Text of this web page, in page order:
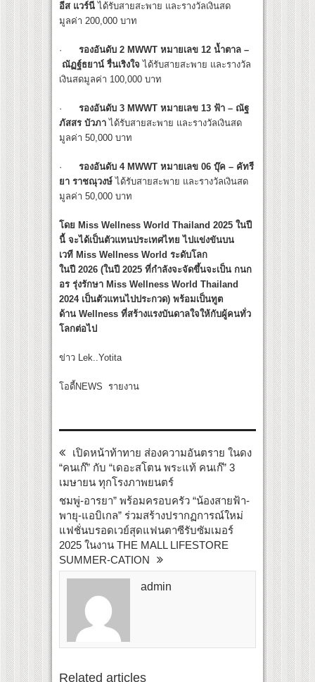
อีส แวร์นี ได้รับสายสะพาย และรางวัลเงินสด
มูลค่า 200,000 บาท
· รองอันดับ 2 MWWT หมายเลข 12 น้ำตาล –
ณัฏฐ์ธยาน์ รื่นเริงใจ ได้รับสายสะพาย และรางวัล
เงินสดมูลค่า 100,000 บาท
· รองอันดับ 3 MWWT หมายเลข 13 ฟ้า – ณัฐ
ภัสสร บัวภา ได้รับสายสะพาย และรางวัลเงินสด
มูลค่า 50,000 บาท
· รองอันดับ 4MWWT หมายเลข 06 บุ๊ค – คัทรี
ยา ราชณุวงษ์ ได้รับสายสะพาย และรางวัลเงินสด
มูลค่า 50,000 บาท
โดย Miss Wellness World Thailand 2025 ในปี
นี้ จะได้เป็นตัวแทนประเทศไทย ไปแข่งขันบน
เวที Miss Wellness World ระดับโลก
ในปี 2026 (ในปี 2025 ที่กำลังจะจัดขึ้นจะเป็น กนก
อร รุ่งรักษา Miss Wellness World Thailand
2024 เป็นตัวแทนไปประกวด) พร้อมเป็นทูต
ด้าน Wellness ที่สร้างแรงบันดาลใจให้กับผู้คนทั่ว
โลกต่อไป
ข่าว Lek..Yotita
โอดี้NEWS รายงาน
เปิดหน้าท้าทาย ส่องความอันตราย ในดง
“คนเก๊” กับ “เดอะสโตน พระแท้ คนเก๊” 3
เมษายน ทุกโรงภาพยนตร์
ชมพู่-อารยา” พร้อมครอบครัว “น้องสายฟ้า-
พายุ-แอบิเกล” ร่วมสร้างปรากฏการณ์ใหม่
แฟชั่นบรอดเวย์สุดแฟนตาซีรับซัมเมอร์
2025 ในงาน THE MALL LIFESTORE
SUMMER-CATION
admin
Related articles